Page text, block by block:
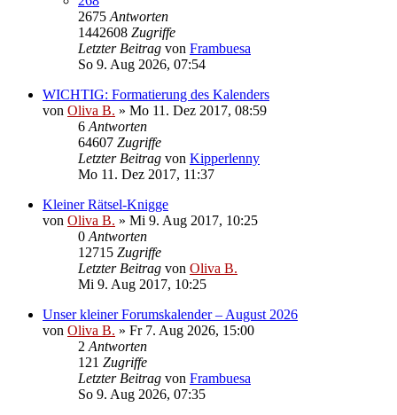
2675 Antworten
1442608 Zugriffe
Letzter Beitrag von Frambuesa
So 9. Aug 2026, 07:54
WICHTIG: Formatierung des Kalenders
von Oliva B. » Mo 11. Dez 2017, 08:59
6 Antworten
64607 Zugriffe
Letzter Beitrag von Kipperlenny
Mo 11. Dez 2017, 11:37
Kleiner Rätsel-Knigge
von Oliva B. » Mi 9. Aug 2017, 10:25
0 Antworten
12715 Zugriffe
Letzter Beitrag von Oliva B.
Mi 9. Aug 2017, 10:25
Unser kleiner Forumskalender – August 2026
von Oliva B. » Fr 7. Aug 2026, 15:00
2 Antworten
121 Zugriffe
Letzter Beitrag von Frambuesa
So 9. Aug 2026, 07:35